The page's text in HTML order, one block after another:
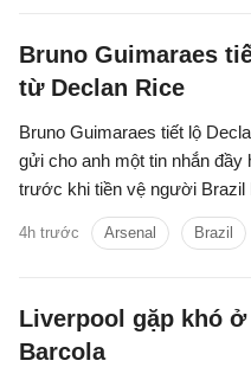
Bruno Guimaraes
từ Declan Rice
Bruno Guimaraes tiết lộ
gửi cho anh một tin nhắn đầy
trước khi tiền vệ người Brazil
vụ chuyển nhượng trị giá 75
tới Arsenal.
4h trước Arsenal Brazil
Liverpool gặp khó
Barcola